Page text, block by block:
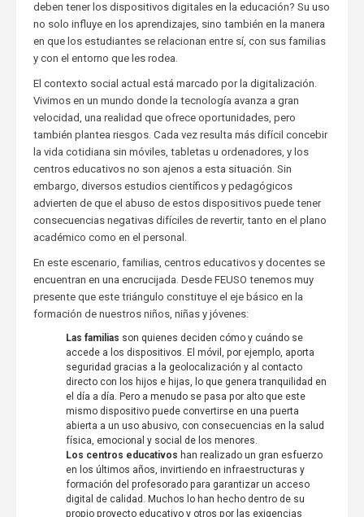
deben tener los dispositivos digitales en la educación? Su uso
no solo influye en los aprendizajes, sino también en la manera
en que los estudiantes se relacionan entre sí, con sus familias
y con el entorno que les rodea.
El contexto social actual está marcado por la digitalización.
Vivimos en un mundo donde la tecnología avanza a gran
velocidad, una realidad que ofrece oportunidades, pero
también plantea riesgos. Cada vez resulta más difícil concebir
la vida cotidiana sin móviles, tabletas u ordenadores, y los
centros educativos no son ajenos a esta situación. Sin
embargo, diversos estudios científicos y pedagógicos
advierten de que el abuso de estos dispositivos puede tener
consecuencias negativas difíciles de revertir, tanto en el plano
académico como en el personal.
En este escenario, familias, centros educativos y docentes se
encuentran en una encrucijada. Desde FEUSO tenemos muy
presente que este triángulo constituye el eje básico en la
formación de nuestros niños, niñas y jóvenes:
Las familias son quienes deciden cómo y cuándo se
accede a los dispositivos. El móvil, por ejemplo, aporta
seguridad gracias a la geolocalización y al contacto
directo con los hijos e hijas, lo que genera tranquilidad en
el día a día. Pero a menudo se pasa por alto que este
mismo dispositivo puede convertirse en una puerta
abierta a un uso abusivo, con consecuencias en la salud
física, emocional y social de los menores.
Los centros educativos han realizado un gran esfuerzo
en los últimos años, invirtiendo en infraestructuras y
formación del profesorado para garantizar un acceso
digital de calidad. Muchos lo han hecho dentro de su
propio proyecto educativo y otros por las exigencias